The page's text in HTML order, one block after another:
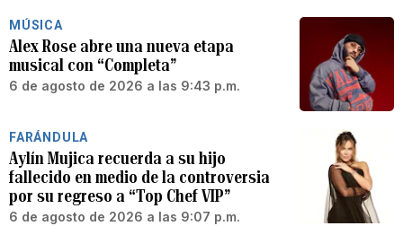
MÚSICA
Alex Rose abre una nueva etapa
musical con “Completa”
6 de agosto de 2026 a las 9:43 p.m.
FARÁNDULA
Aylín Mujica recuerda a su hijo
fallecido en medio de la controversia
por su regreso a “Top Chef VIP”
6 de agosto de 2026 a las 9:07 p.m.